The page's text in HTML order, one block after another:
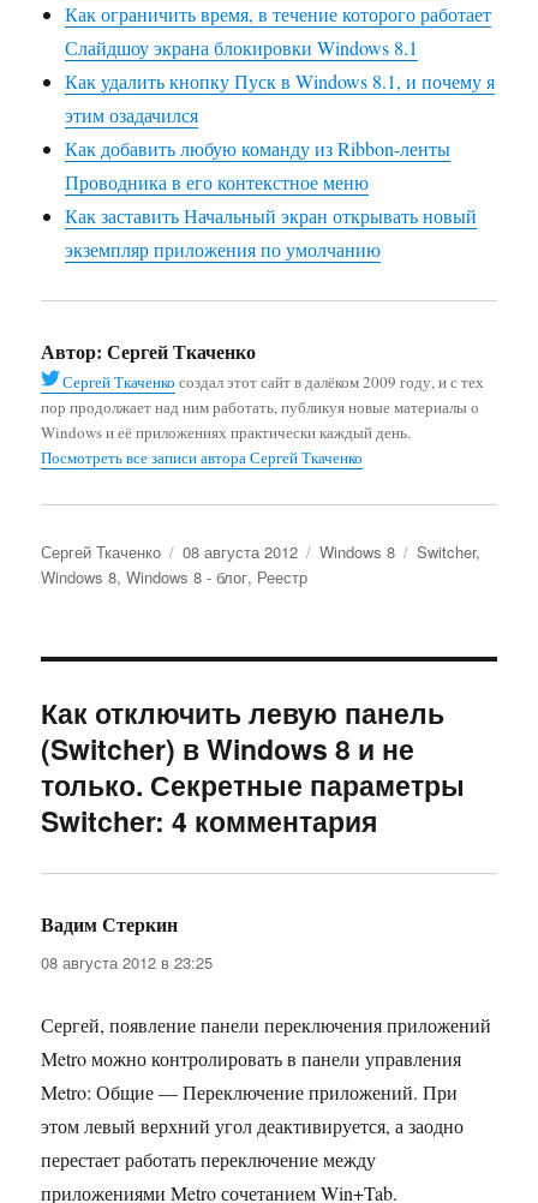
Как ограничить время, в течение которого работает
Слайдшоу экрана блокировки Windows 8.1
Как удалить кнопку Пуск в Windows 8.1, и почему я
этим озадачился
Как добавить любую команду из Ribbon-ленты
Проводника в его контекстное меню
Как заставить Начальный экран открывать новый
экземпляр приложения по умолчанию
Автор: Сергей Ткаченко
Сергей Ткаченко создал этот сайт в далёком 2009 году, и с тех
пор продолжает над ним работать, публикуя новые материалы о
Windows и её приложениях практически каждый день.
Посмотреть все записи автора Сергей Ткаченко
Автор
Сергей Ткаченко Опубликовано
08 августа 2012 Рубрики
Windows 8 Метки
Switcher,
Windows 8,Windows 8 - блог, Реестр
Как отключить левую панель
(Switcher) в Windows 8 и не
только. Секретные параметры
Switcher: 4 комментария
Вадим Стеркин
08 августа 2012 в 23:25
Сергей, появление панели переключения приложений
Metro можно контролировать в панели управления
Metro: Общие — Переключение приложений. При
этом левый верхний угол деактивируется, а заодно
перестает работать переключение между
приложениями Metro сочетанием Win+Tab.